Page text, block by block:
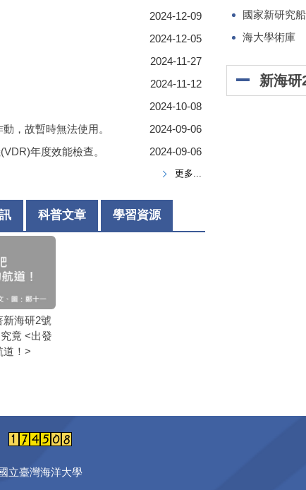
2024-12-09
2024-12-05
2024-11-27
2024-11-12
2024-10-08
，故暫時無法使用。
2024-09-06
年度效能檢查。
2024-09-06
更多...
科普文章 學習資源
新海研2號
竟 <出發
道！>
國家新研究
海大學術庫
新海研
立臺灣海洋大學